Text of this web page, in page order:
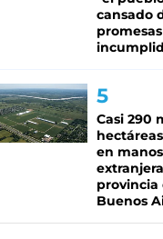
cansado
promesas
Casi 290
en manos
provincia
Buenos